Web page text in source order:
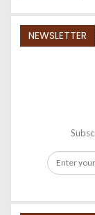
NEWSLETTER